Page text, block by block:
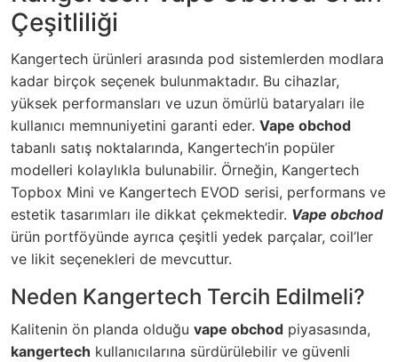
Çeşitliliği
Kangertech ürünleri arasında pod sistemlerden modlara
kadar birçok seçenek bulunmaktadır. Bu cihazlar,
yüksek performansları ve uzun ömürlü bataryaları ile
kullanıcı memnuniyetini garanti eder. Vape obchod
tabanlı satış noktalarında, Kangertech’in popüler
modelleri kolaylıkla bulunabilir. Örneğin, Kangertech
Topbox Mini ve Kangertech EVOD serisi, performans ve
estetik tasarımları ile dikkat çekmektedir. Vape obchod
ürün portföyünde ayrıca çeşitli yedek parçalar, coil’ler
ve likit seçenekleri de mevcuttur.
Neden Kangertech Tercih Edilmeli?
Kalitenin ön planda olduğu vape obchod piyasasında,
kangertech kullanıcılarına sürdürülebilir ve güvenli